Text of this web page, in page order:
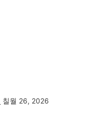
칠월 26, 2026